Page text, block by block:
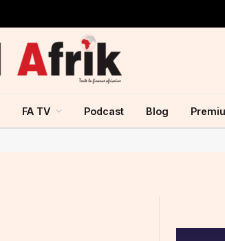
FA TV Podcast Blog